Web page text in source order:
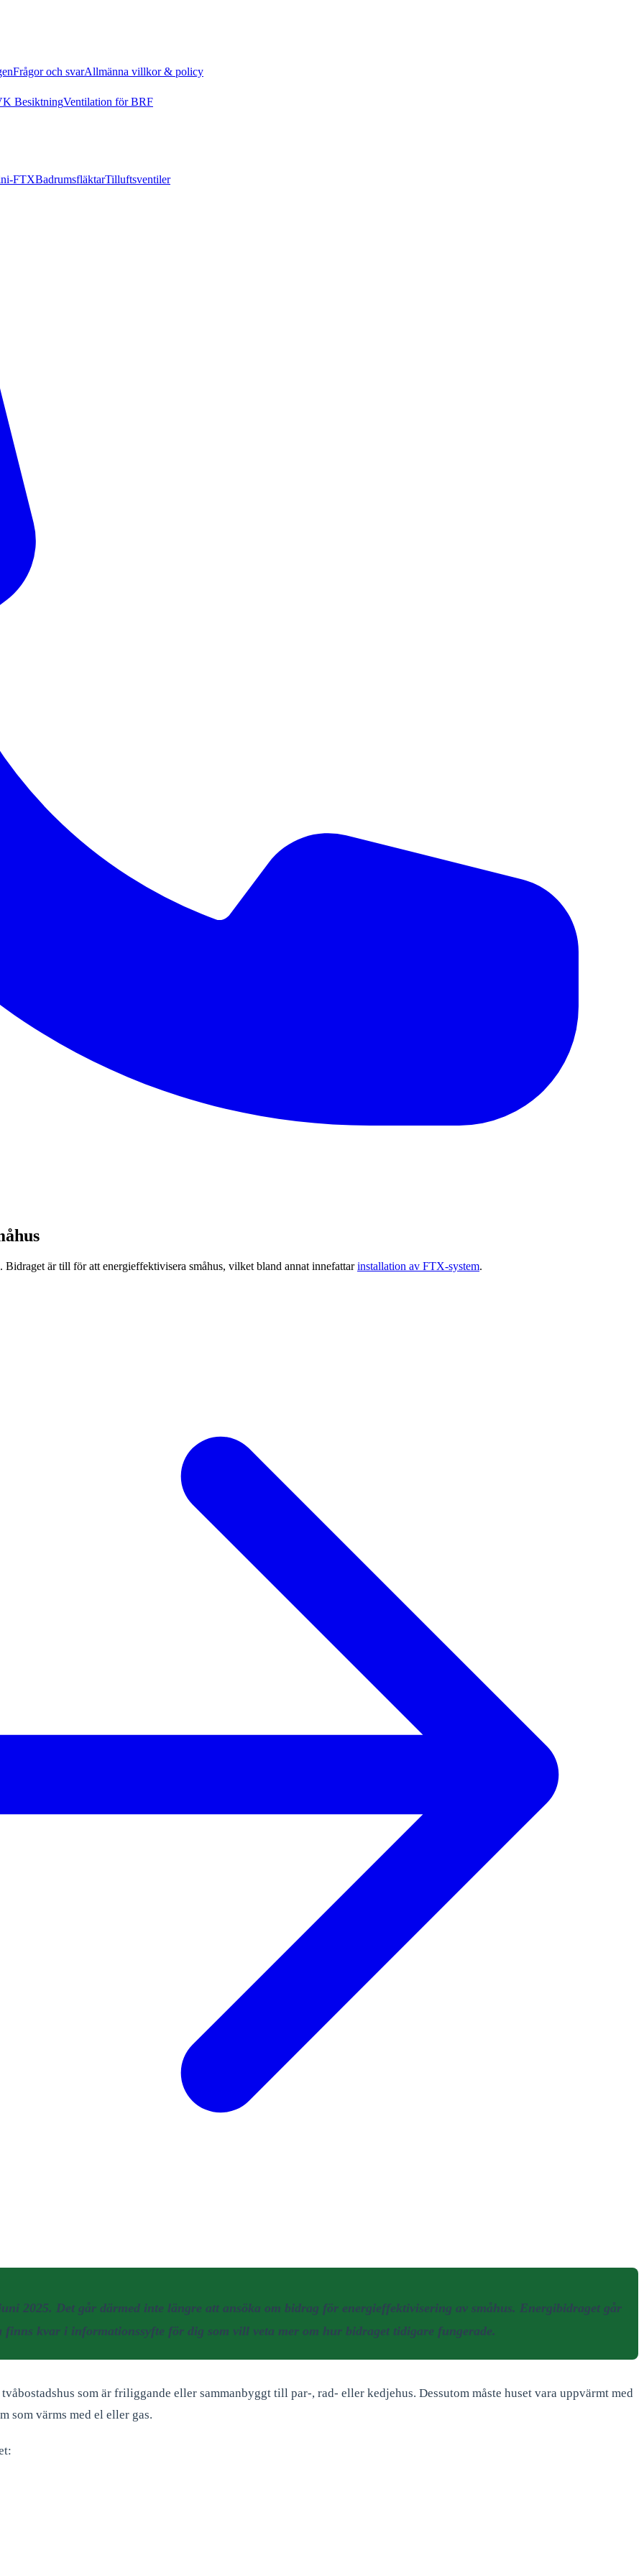
Frågor och svarAllmänna villkor & policy
BesiktningVentilation för BRF
FTXBadrumsfläktarTilluftsventiler
är till för att energieffektivisera småhus, vilket bland annat innefattarinstallation av FTX-system.
2025. Det går därmed inte längre att ansöka om bidrag för energieffektivisering av småhus. Energibidraget går
kvar i informationssyfte för dig som vill veta mer om hur bidraget tidigare fungerade.
som är friliggande eller sammanbyggt till par-, rad- eller kedjehus. Dessutom måste huset vara uppvärmt med
som värms med el eller gas.